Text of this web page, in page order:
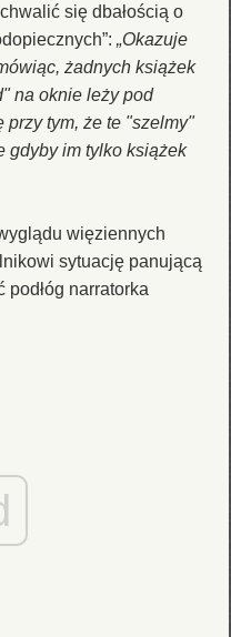
się dbałością o
„Okazuje
żadnych książek
na oknie leży pod
przy tym, że te "szelmy"
gdyby im tylko książek
więziennych
sytuację panującą
narratorka